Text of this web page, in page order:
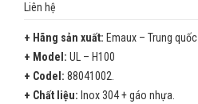
Liên hệ
+ Hãng sản xuất: Emaux – Trung quốc
+ Model: UL – H100
+ Codel: 88041002.
+ Chất liệu: Inox 304 + gáo nhựa.